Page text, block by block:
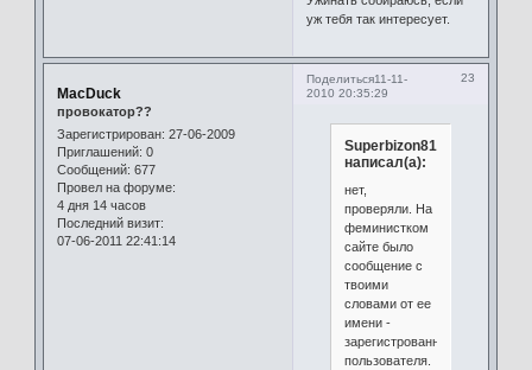
уж тебя так интересует.
Поделиться 23
11-11-
2010 20:35:29
MacDuck
провокатор??
Зарегистрирован: 27-06-2009
Приглашений: 0
Сообщений: 677
Провел на форуме:
4 дня 14 часов
Последний визит:
07-06-2011 22:41:14
Superbizon81
написал(а):
нет,
проверяли. На
феминистком
сайте было
сообщение с
твоими
словами от ее
имени -
зарегистрованного
пользователя.